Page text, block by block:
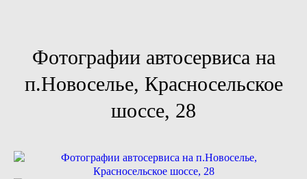
Фотографии автосервиса на
п.Новоселье, Красносельское
шоссе, 28